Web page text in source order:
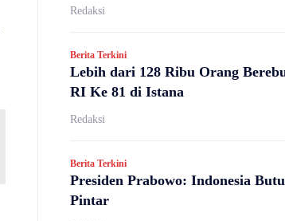
Redaksi
Berita Terkini
Lebih dari 128 Ribu Orang
RI Ke 81 di Istana
Redaksi
Berita Terkini
Presiden Prabowo: Indonesia
Pintar